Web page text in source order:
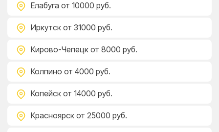
Елабуга от 10000 руб.
Иркутск от 31000 руб.
Кирово-Чепецк от 8000 руб.
Колпино от 4000 руб.
Копейск от 14000 руб.
Красноярск от 25000 руб.